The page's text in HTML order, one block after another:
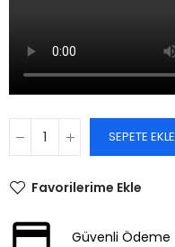
SEPETE EKLE
Favorilerime Ekle
Güvenli Ödeme